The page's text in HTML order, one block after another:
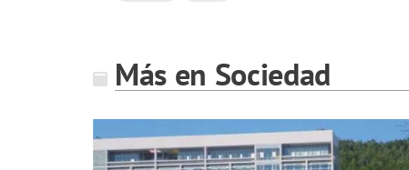
Más en Sociedad